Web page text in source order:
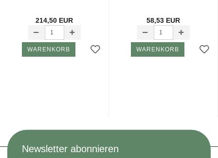
214,50 EUR
WARENKORB
58,53 EUR
WARENKORB
Newsletter abonnieren